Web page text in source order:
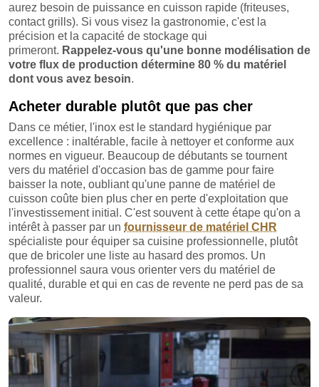
aurez besoin de puissance en cuisson rapide (friteuses,
contact grills). Si vous visez la gastronomie, c'est la
précision et la capacité de stockage qui
primeront. Rappelez-vous qu'une bonne modélisation de
votre flux de production détermine 80 % du matériel
dont vous avez besoin.
Acheter durable plutôt que pas cher
Dans ce métier, l'inox est le standard hygiénique par
excellence : inaltérable, facile à nettoyer et conforme aux
normes en vigueur. Beaucoup de débutants se tournent
vers du matériel d'occasion bas de gamme pour faire
baisser la note, oubliant qu'une panne de matériel de
cuisson coûte bien plus cher en perte d'exploitation que
l'investissement initial. C'est souvent à cette étape qu'on a
intérêt à passer par un fournisseur de matériel CHR
spécialiste pour équiper sa cuisine professionnelle, plutôt
que de bricoler une liste au hasard des promos. Un
professionnel saura vous orienter vers du matériel de
qualité, durable et qui en cas de revente ne perd pas de sa
valeur.